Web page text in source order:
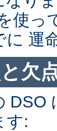
使っ
に 運
欠
す: